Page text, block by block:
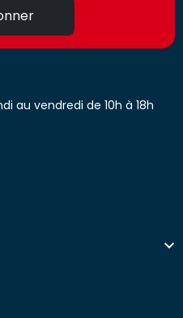
au vendredi de 10h à 18h
